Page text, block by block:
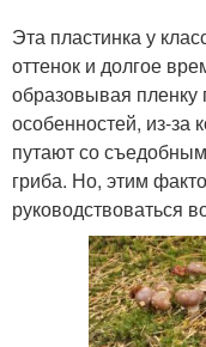
Эта пластинка у
оттенок и долгое
образовывая
особенностей, из-за
путают со
гриба. Но, этим
руководствоваться